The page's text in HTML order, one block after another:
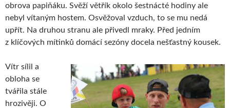
obrova papiňáku. Svěží větřík okolo šestnácté hodiny ale
nebyl vítaným hostem. Osvěžoval vzduch, to se mu nedá
upřít. Na druhou stranu ale přivedl mraky. Před jedním
z klíčových mítinků domácí sezóny docela nešťastný kousek.
Vítr sílil a
obloha se
tvářila stále
hrozivěji. O